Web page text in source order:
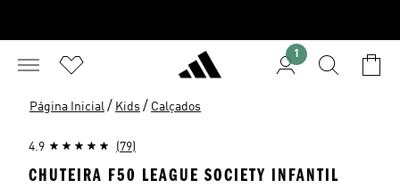
1
Página Inicial / Kids / Calçados
4.9 (79)
CHUTEIRA F50 LEAGUE SOCIETY INFANTIL